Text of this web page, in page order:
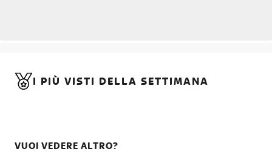
I PIÙ VISTI DELLA SETTIMANA
VUOI VEDERE ALTRO?